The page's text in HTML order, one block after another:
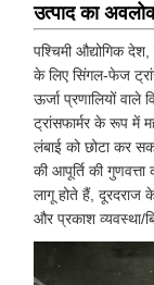
उत्पाद का
पश्चिमी औद्योगिक
के लिए सिंगल-फेज
ऊर्जा प्रणालियों वाले
ट्रांसफार्मर के रूप में
लंबाई को छोटा कर
की आपूर्ति की
लागू होते हैं, दूरदराज के
और प्रकाश व्यवस्था/